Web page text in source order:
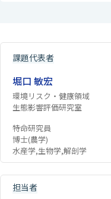
課題代表者
堀口 敏宏
環境リスク・健康領域
生態影響評価研究室
特命研究員
博士(農学)
水産学,生物学,解剖学
担当者